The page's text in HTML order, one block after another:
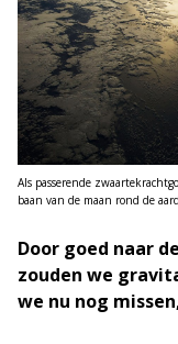
Als passerende
baan van de maan rond de
Door goed naar
zouden we
we nu nog